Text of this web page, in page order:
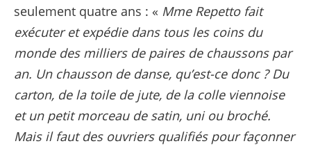
seulement quatre ans : « Mme Repetto fait
exécuter et expédie dans tous les coins du
monde des milliers de paires de chaussons par
an. Un chausson de danse, qu’est-ce donc ? Du
carton, de la toile de jute, de la colle viennoise
et un petit morceau de satin, uni ou broché.
Mais il faut des ouvriers qualifiés pour façonner